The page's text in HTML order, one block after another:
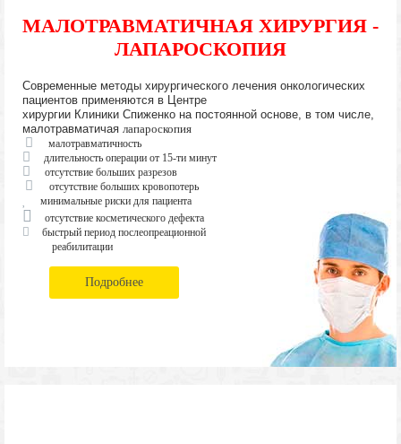
МАЛОТРАВМАТИЧНАЯ ХИРУРГИЯ -
ЛАПАРОСКОПИЯ
Современные методы хирургического лечения онкологических
пациентов применяются в Центре
хирургии Клиники Спиженко на постоянной основе, в том числе,
малотравматичая лапароскопия
малотравматичность
длительность операции от 15-ти минут
отсутствие больших разрезов
отсутствие больших кровопотерь
минимальные риски для пациента
отсутствие косметического дефекта
быстрый период послеопреационной
реабилитации
Подробнее